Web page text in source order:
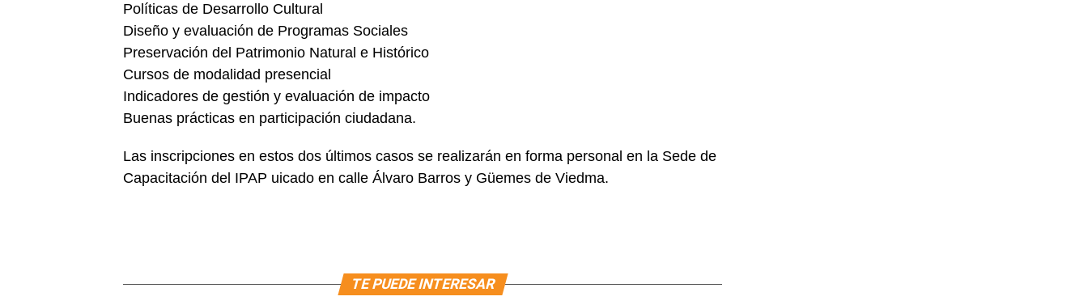
Políticas de Desarrollo Cultural
Diseño y evaluación de Programas Sociales
Preservación del Patrimonio Natural e Histórico
Cursos de modalidad presencial
Indicadores de gestión y evaluación de impacto
Buenas prácticas en participación ciudadana.
Las inscripciones en estos dos últimos casos se realizarán en forma personal en la Sede de
Capacitación del IPAP uicado en calle Álvaro Barros y Güemes de Viedma.
TE PUEDE INTERESAR